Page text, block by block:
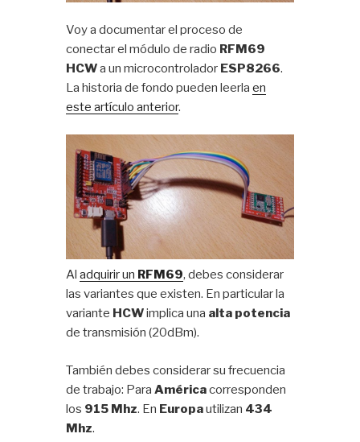
Voy a documentar el proceso de
conectar el módulo de radio RFM69
HCWa un microcontrolador ESP8266.
La historia de fondo pueden leerlaen
este artículo anterior.
Aladquirir un RFM69, debes considerar
las variantes que existen. En particular la
variante HCWimplica una alta potencia
de transmisión (20dBm).
También debes considerar su frecuencia
de trabajo: ParaAméricacorresponden
los 915 Mhz. En Europautilizan 434
Mhz.